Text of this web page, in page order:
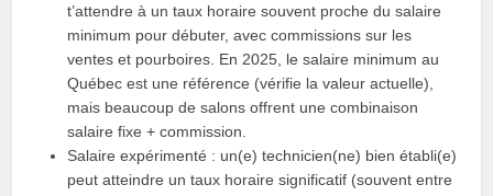
t’attendre à un taux horaire souvent proche du salaire
minimum pour débuter, avec commissions sur les
ventes et pourboires. En 2025, le salaire minimum au
Québec est une référence (vérifie la valeur actuelle),
mais beaucoup de salons offrent une combinaison
salaire fixe + commission.
Salaire expérimenté : un(e) technicien(ne) bien établi(e)
peut atteindre un taux horaire significatif (souvent entre